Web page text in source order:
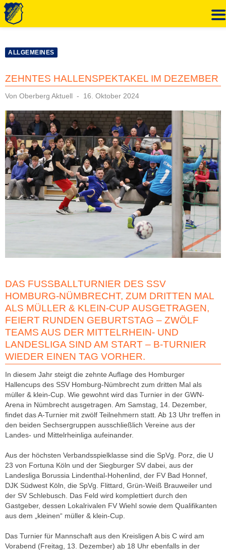
Inhalt
ALLGEMEINES
ZEHNTES HALLENSPEKTAKEL IM DEZEMBER
Von Oberberg Aktuell
Veröffentlicht
16. Oktober 2024
DAS FUSSBALLTURNIER DES SSV H
OMBURG-NÜMBRECHT, ZUM DRITTEN MAL A
LS MÜLLER & KLEIN-CUP AUSGETRAGEN, F
EIERT RUNDEN GEBURTSTAG – ZWÖLF T
EAMS AUS DER MITTELRHEIN- UND L
ANDESLIGA SIND AM START – B-TURNIER W
IEDER EINEN TAG VORHER.
In diesem Jahr steigt die zehnte Auflage des Homburger
Hallencups des SSV Homburg-Nümbrecht zum dritten Mal als
müller & klein-Cup. Wie gewohnt wird das Turnier in der GWN-
Arena in Nümbrecht ausgetragen. Am Samstag, 14. Dezember,
findet das A-Turnier mit zwölf Teilnehmern statt. Ab 13 Uhr treffen in
den beiden Sechsergruppen ausschließlich Vereine aus der
Landes- und Mittelrheinliga aufeinander.
Aus der höchsten Verbandsspielklasse sind die SpVg. Porz, die U
23 von Fortuna Köln und der Siegburger SV dabei, aus der
Landesliga Borussia Lindenthal-Hohenlind, der FV Bad Honnef,
DJK Südwest Köln, die SpVg. Flittard, Grün-Weiß Brauweiler und
der SV Schlebusch. Das Feld wird komplettiert durch den
Gastgeber, dessen Lokalrivalen FV Wiehl sowie dem Qualifikanten
aus dem „kleinen“ müller & klein-Cup.
Das Turnier für Mannschaft aus den Kreisligen A bis C wird am
Vorabend (Freitag, 13. Dezember) ab 18 Uhr ebenfalls in der